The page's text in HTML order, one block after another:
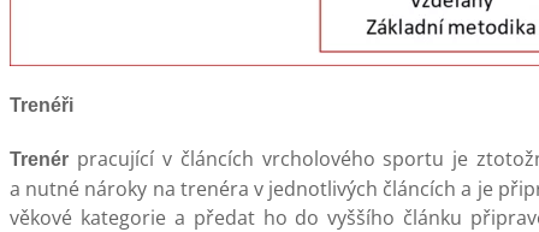
Trenéři
Trenér pracující v článcích vrcholového sportu je
a nutné nároky na trenéra v jednotlivých článcích a je
věkové kategorie a předat ho do vyššího článku